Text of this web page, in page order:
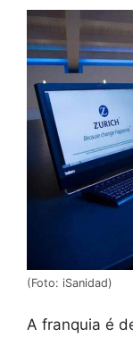
(Foto: iSanidad)
A franquia é